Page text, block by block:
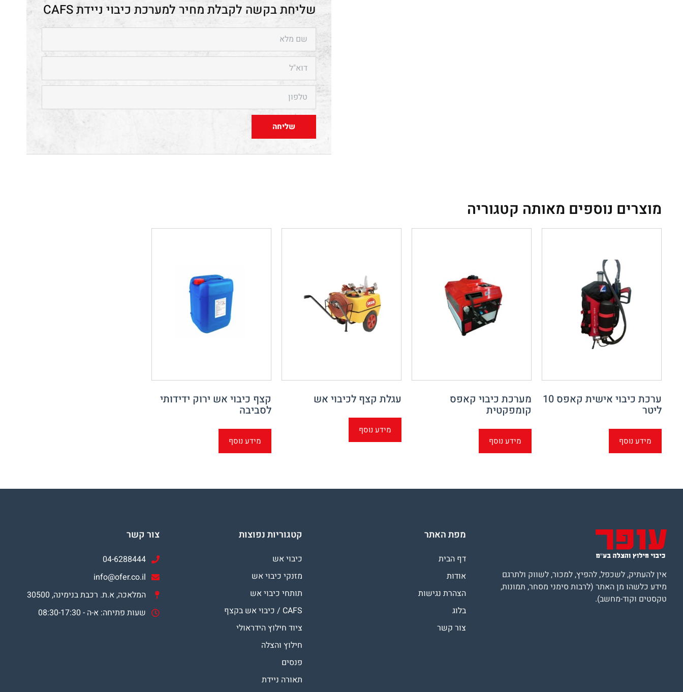
מערכת כיבוי ניידת CAFS
שליחה
מוצרים נוספים מאותה קטגוריה
ערכת כיבוי אישית קאפס 10
ליטר
מידע נוסף
מערכת כיבוי קאפס
קומפקטית
מידע נוסף
עגלת קצף לכיבוי אש
מידע נוסף
קצף כיבוי אש ירוק ידידותי
לסביבה
מידע נוסף
אין להעתיק, לשכפל, להפיץ, למכור, לשווק ולתרגם
מידע כלשהו מן האתר (לרבות סימני מסחר, תמונות,
טקסטים וקוד-מחשב).
מפת האתר
דף הבית
אודות
הצהרת נגישות
בלוג
צור קשר
קטגוריות נפוצות
כיבוי אש
מזנקי כיבוי אש
תותחי כיבוי אש
CAFS / כיבוי אש בקצף
ציוד חילוץ הידראולי
חילוץ והצלה
פנסים
תאורה ניידת
צור קשר
04-6288444
info@ofer.co.il
המלאכה, א.ת. רכבת בנימינה, 30500
שעות פתיחה: א-ה - 08:30-17:30